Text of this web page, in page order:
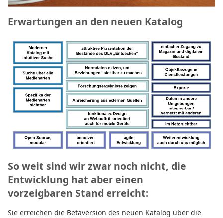
Erwartungen an den neuen Katalog
So weit sind wir zwar noch nicht, die
Entwicklung hat aber einen
vorzeigbaren Stand erreicht:
Sie erreichen die Betaversion des neuen Katalog über die